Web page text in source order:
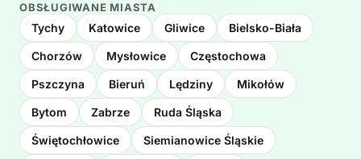
OBSŁUGIWANE MIASTA
Tychy Katowice Gliwice Bielsko-Biała
Chorzów Mysłowice Częstochowa
Pszczyna Bieruń Lędziny Mikołów
Bytom Zabrze Ruda Śląska
Świętochłowice Siemianowice Śląskie